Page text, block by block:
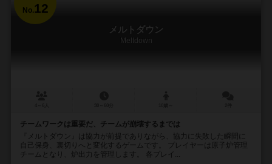
No.12
メルトダウン
Meltdown
チームワークは重要だ、チームが崩壊するまでは
『メルトダウン』は協力が前提でありながら、協力に失敗した瞬間に
自己保身、裏切りへと変化するゲームです。 プレイヤーは原子炉管理
チームとなり、炉出力を管理します。 各プレイ...